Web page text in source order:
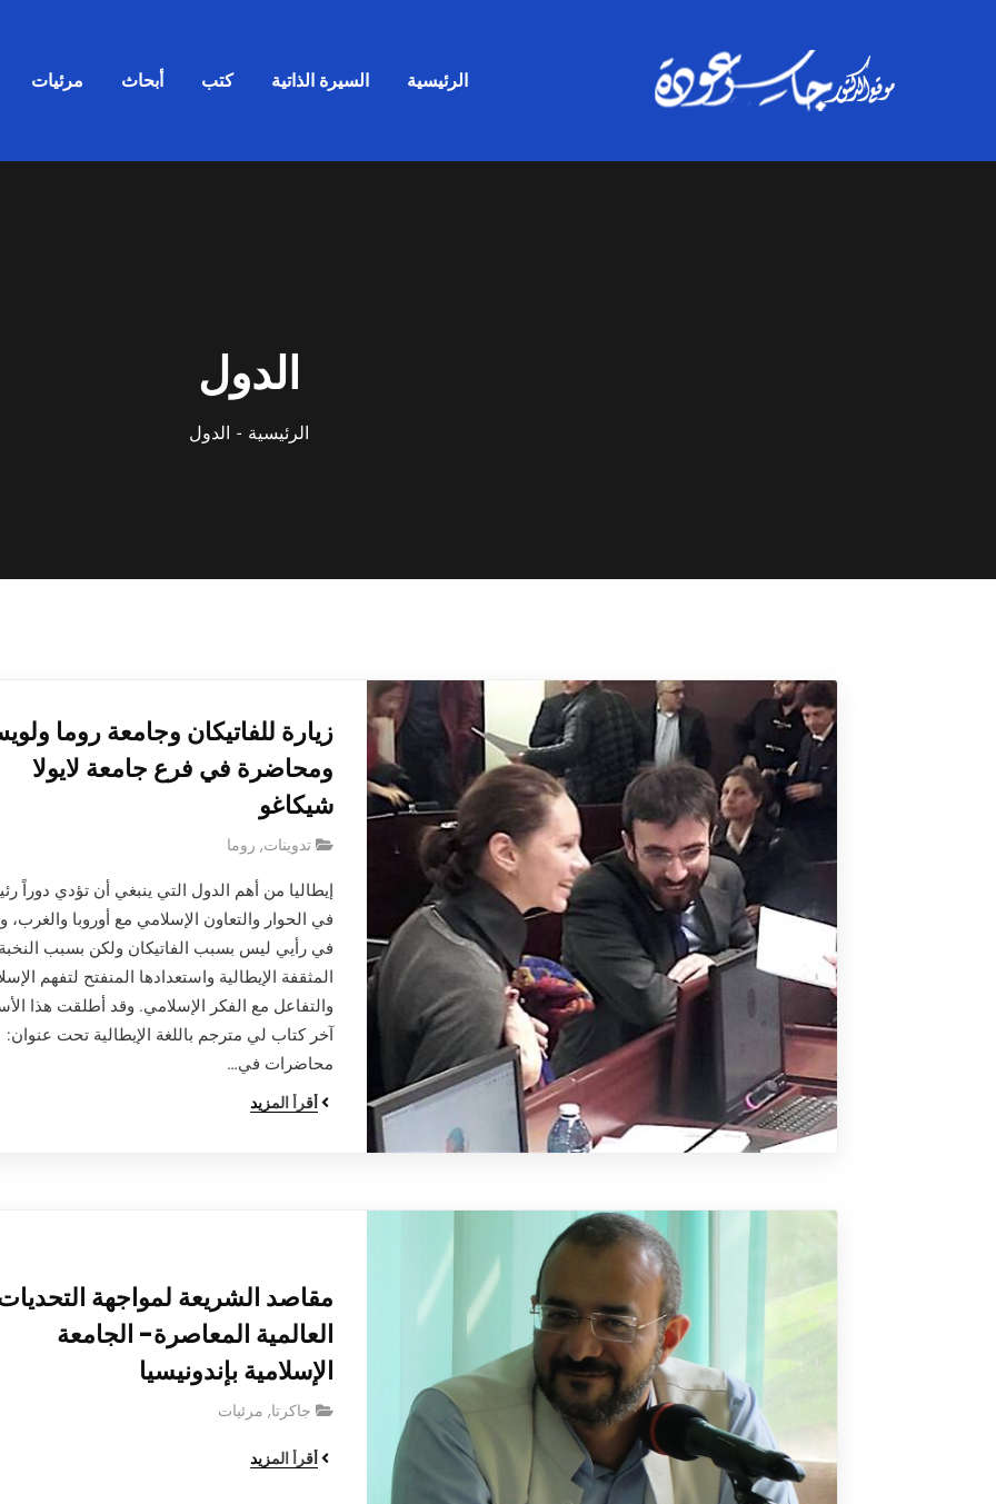
الرئيسية السيرة الذاتية كتب أبحاث مرئيات
الدول
الرئيسية الدول
زيارة للفاتيكان وجامعة روما
ومحاضرة في فرع جامعة لايولا
شيكاغو
تدوينات, روما
إيطاليا من أهم الدول التي ينبغي أن تؤدي دوراً
في الحوار والتعاون الإسلامي مع أوروبا والغرب،
في رأيي ليس بسبب الفاتيكان ولكن بسبب
المثقفة الإيطالية واستعدادها المنفتح لتفهم
والتفاعل مع الفكر الإسلامي. وقد أطلقت هذا
آخر كتاب لي مترجم باللغة الإيطالية تحت عنوان:
محاضرات في…
أقرأ المزيد
مقاصد الشريعة لمواجهة
العالمية المعاصرة- الجامعة
الإسلامية بإندونيسيا
جاكرتا, مرئيات
أقرأ المزيد